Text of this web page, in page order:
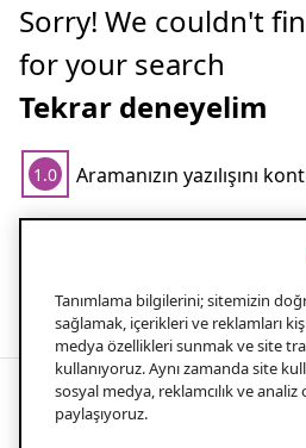
Sorry! We couldn't
for your search
Tekrar deneyelim
1.0 Aramanızın yazılışını
Aramanız için daha az
Popüler aramalar
Tanımlama bilgilerini; sitemizin
sağlamak, içerikleri ve reklamları
medya özellikleri sunmak ve site
kullanıyoruz. Aynı zamanda site
sosyal medya, reklamcılık ve analiz
paylaşıyoruz.